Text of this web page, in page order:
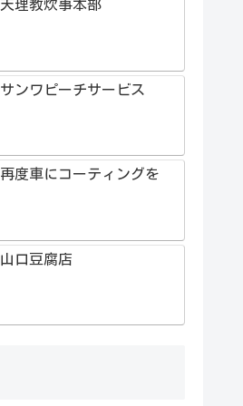
天理教炊事本部
サンワピーチサービス
再度車にコーティングを
山口豆腐店